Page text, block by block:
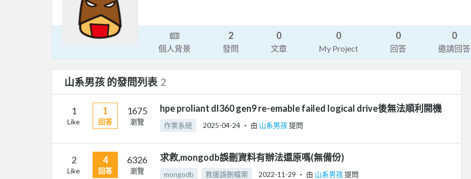
個人背景
2
發問
0
文章
0
My Project
0
回答
0
邀請回答
山系男孩 的發問列表 2
1
Like
1
回答
1675
瀏覽
hpe proliant dl360 gen9 re-emable failed logical drive後無法順利開機
作業系統 2025-04-24 ‧ 由 山系男孩提問
2
Like
4
回答
6326
瀏覽
求救,mongodb誤刪資料有辦法還原嗎(無備份)
mongodb 救援誤刪檔案 2022-11-29 ‧ 由 山系男孩提問